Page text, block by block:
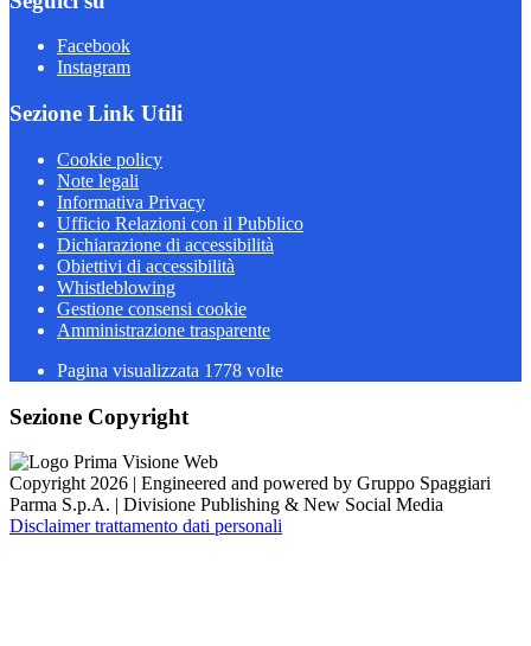
Facebook
Instagram
Sezione Link Utili
Cookie policy
Note legali
Informativa Privacy
Ufficio Relazioni con il Pubblico
Dichiarazione di accessibilità
Obiettivi di accessibilità
Whistleblowing
Gestione consensi cookie
Amministrazione trasparente
Pagina visualizzata 1778 volte
Sezione Copyright
Copyright 2026 | Engineered and powered by Gruppo Spaggiari
Parma S.p.A. | Divisione Publishing & New Social Media
Disclaimer trattamento dati personali